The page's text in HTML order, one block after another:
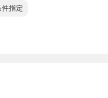
件指定